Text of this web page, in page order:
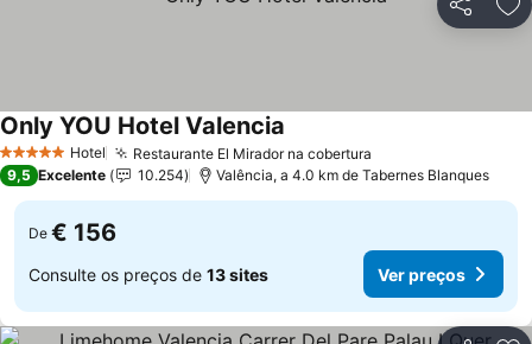
Partilhar
5 Estrelas Hotel Restaurante El Mirador na cobertura
Only YOU Hotel Valencia
9,5 Excelente 10.254 Valência, a 4.0 km de Tabernes Blanques
De € 156
Consulte os preços de 13 sites Ver preços